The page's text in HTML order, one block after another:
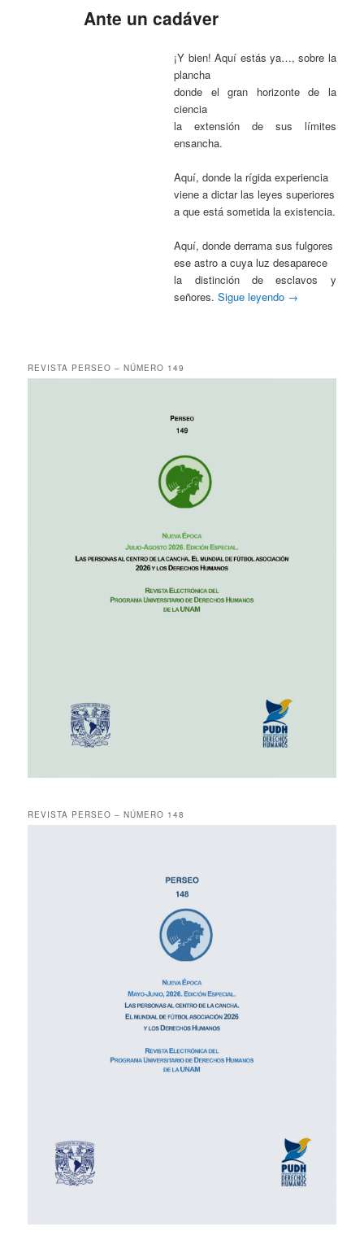
Ante un cadáver
¡Y bien! Aquí estás ya…, sobre la
plancha
donde el gran horizonte de la
ciencia
la extensión de sus límites
ensancha.
Aquí, donde la rígida experiencia
viene a dictar las leyes superiores
a que está sometida la existencia.
Aquí, donde derrama sus fulgores
ese astro a cuya luz desaparece
la distinción de esclavos y
señores.Sigue leyendo →
REVISTA PERSEO – NÚMERO 149
REVISTA PERSEO – NÚMERO 148